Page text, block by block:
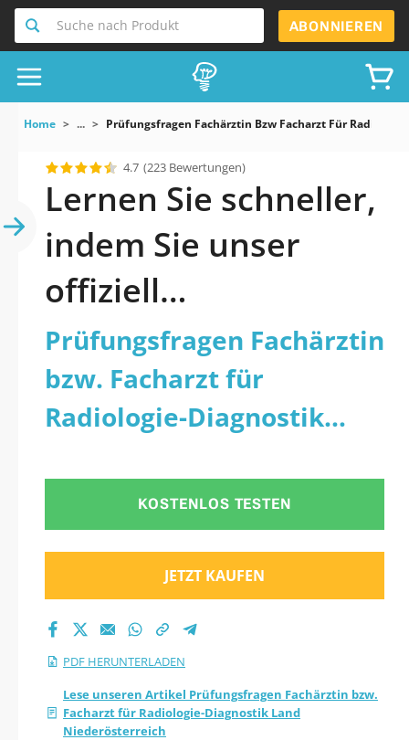
Suche nach Produkt ABONNIEREN
Home ... Prüfungsfragen Fachärztin Bzw Facharzt Für
4.7 (223 Bewertungen)
Lernen Sie schneller,
indem Sie unser
offiziell
aktualisiertes
Prüfungsfragen
Fachärztin bzw.
Facharzt für
Radiologie-
Diagnostik Land
Niederösterreich
2026 PDF
herunterladen
Prüfungsfragen Fachärztin
bzw. Facharzt für
Radiologie-Diagnostik
KOSTENLOS TESTEN
JETZT KAUFEN
PDF HERUNTERLADEN
Lese unseren Artikel Prüfungsfragen Fachärztin bzw.
Facharzt für Radiologie-Diagnostik Land
Niederösterreich